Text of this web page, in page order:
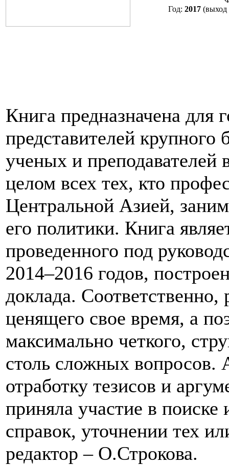
Год: 2017 (выход
Книга предназначена для
представителей крупного
ученых и
целом всех тех, кто
Центральной Азией,
его политики. Книга
проведенного под
2014–2016 годов,
доклада. Соответственно,
ценящего свое время, а
максимально четкого,
столь сложных вопросов.
отработку тезисов и
приняла участие в
справок, уточнении тех
редактор – О.Строкова.